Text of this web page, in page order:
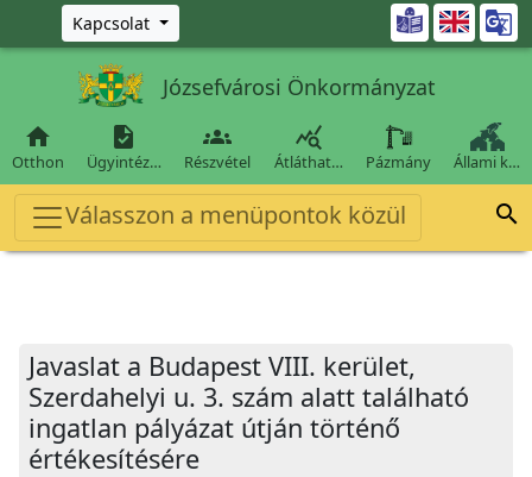
Ugrás a fő tartalomra
Kapcsolat 
Józsefvárosi Önkormányzat

Otthon

Ügyintéz…

Részvétel

Átláthat… Pázmány Állami k…
Válasszon a menüpontok közül 
Javaslat a Budapest VIII. kerület,
Szerdahelyi u. 3. szám alatt található
ingatlan pályázat útján történő
értékesítésére